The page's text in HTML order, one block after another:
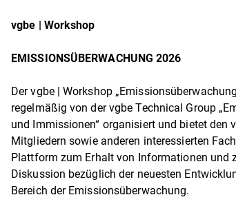
vgbe | Workshop
EMISSIONSÜBERWACHUNG 2026
Der vgbe | Workshop
regelmäßig von der vgbe Technical Group
und Immissionen“ organisiert und bietet den
Mitgliedern sowie anderen interessierten
Plattform zum Erhalt von Informationen und
Diskussion bezüglich der neuesten
Bereich der Emissionsüberwachung.